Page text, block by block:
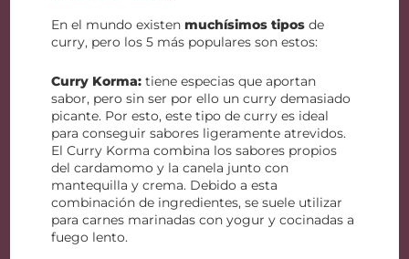
En el mundo existenmuchísimos tipos de
curry, pero los 5 más populares son estos:
Curry Korma: tiene especias que aportan
sabor, pero sin ser por ello un curry demasiado
picante. Por esto, este tipo de curry es ideal
para conseguir sabores ligeramente atrevidos.
El Curry Korma combina los sabores propios
del cardamomo y la canela junto con
mantequilla y crema. Debido a esta
combinación de ingredientes, se suele utilizar
para carnes marinadas con yogur y cocinadas a
fuego lento.